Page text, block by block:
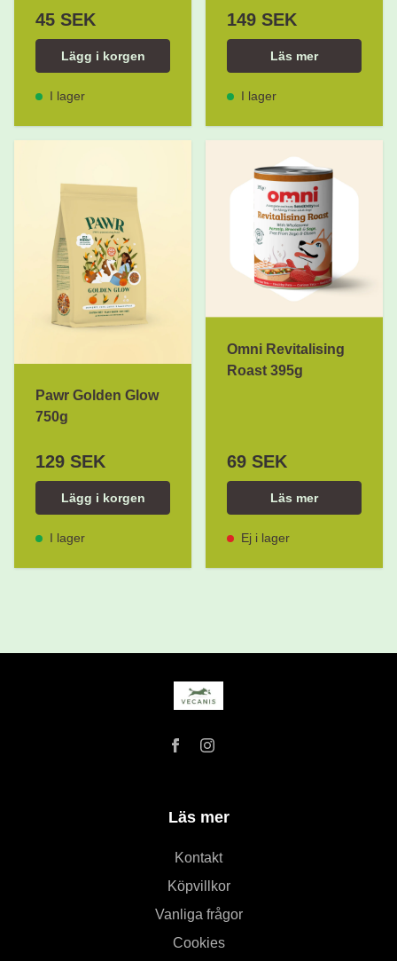
45 SEK
Lägg i korgen
I lager
149 SEK
Läs mer
I lager
Pawr Golden Glow
750g
129 SEK
Lägg i korgen
I lager
Omni Revitalising
Roast 395g
69 SEK
Läs mer
Ej i lager
Läs mer
Kontakt
Köpvillkor
Vanliga frågor
Cookies